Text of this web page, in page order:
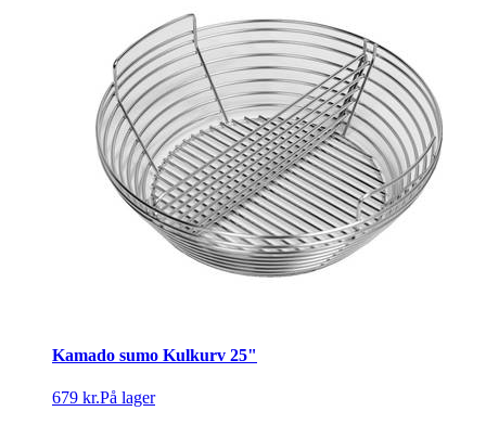
Kamado sumo Kulkurv 25"
679 kr.På lager